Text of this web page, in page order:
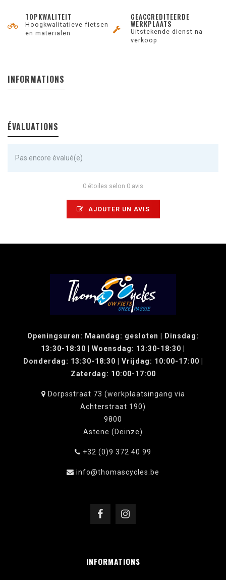
TOPKWALITEIT
Hoogkwalitatieve fietsen
en materialen
GEACCREDITEERDE
WERKPLAATS
Uitstekende dienst na
verkoop
INFORMATIONS
ÉVALUATIONS
Pas encore évalué(e)
0 étoiles selon 0 avis
AJOUTER UN AVIS
Openingsuren: Maandag: gesloten | Dinsdag:
13:30-18:30 | Woensdag: 13:30-18:30 |
Donderdag: 13:30-18:30 | Vrijdag: 10:00-17:00 |
Zaterdag: 10:00-17:00
Dorpsstraat 73 (werkplaatsingang via
Achterstraat 190)
9800
Astene (Deinze)
+32 (0)9 372 40 99
info@thomascycles.be
INFORMATIONS